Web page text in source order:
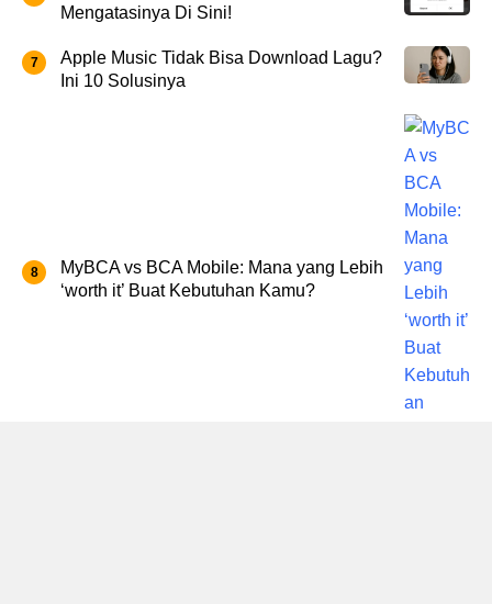
Mengatasinya Di Sini!
Apple Music Tidak Bisa Download Lagu?
Ini 10 Solusinya
MyBCA vs BCA Mobile: Mana yang Lebih
‘worth it’ Buat Kebutuhan Kamu?